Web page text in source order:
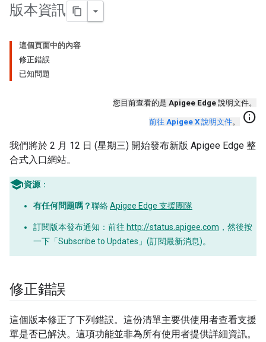
版本資訊
這個頁面中的內容
修正錯誤
已知問題
您目前查看的是 Apigee Edge 說明文件。
前往 Apigee X 說明文件。 info
我們將於 2 月 12 日 (星期三) 開始發布新版 Apigee Edge 整
合式入口網站。
資源 ：
有任何問題嗎？聯絡Apigee Edge 支援團隊
訂閱版本發布通知：前往 http://status.apigee.com ，然後按
一下「Subscribe to Updates」(訂閱最新消息)。
修正錯誤
這個版本修正了下列錯誤。這份清單主要供使用者查看支援
單是否已解決。這項功能並非為所有使用者提供詳細資訊。